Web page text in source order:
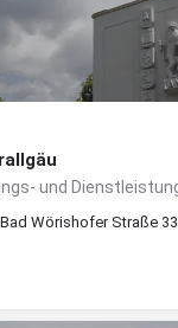
Bad Wörishofer Straße 33